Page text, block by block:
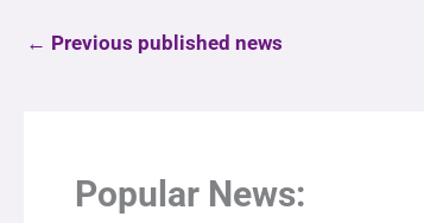
← Previous published news
Popular News: